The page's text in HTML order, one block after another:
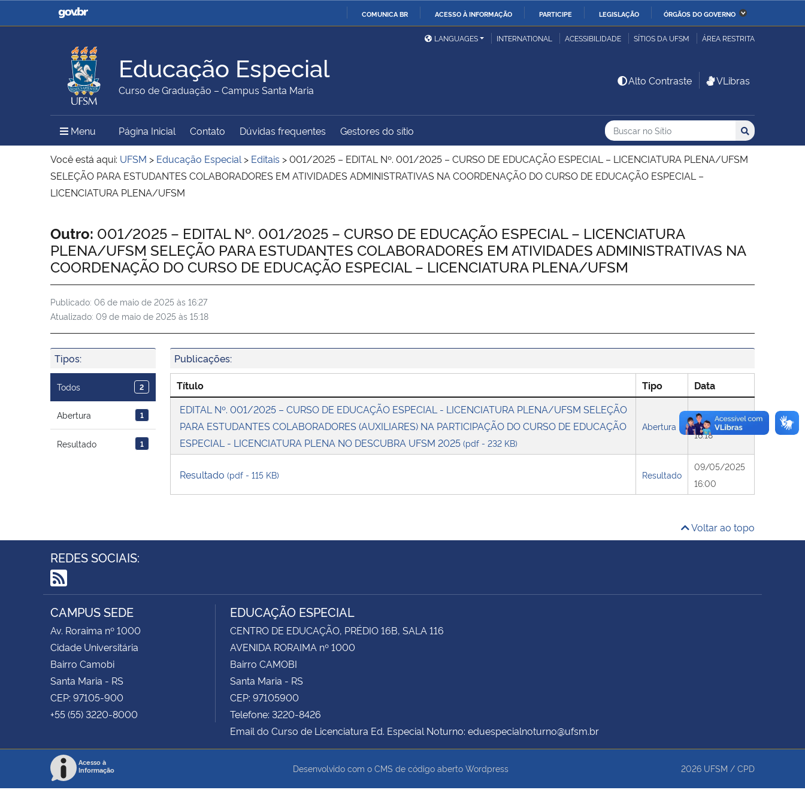
COMUNICA BR ACESSO À INFORMAÇÃO PARTICIPE LEGISLAÇÃO ÓRGÃOS DO GOVERNO
Casa Civil
Ministério da Justiça e
Ministério da Defesa
Ministério das Relações
Exteriores
Ministério da Economia Ministério da Infraestrutura
Ministério da Agricultura,
Pecuária e Abastecimento
Ministério da Educação Ministério da Cidadania
Ministério da Ciência,
Tecnologia, Inovações e
Ministério do Meio Ambiente Ministério do Turismo
Ministério do
Desenvolvimento Regional
Controladoria-Geral da
União
Família e dos Direitos
Humanos
LANGUAGES INTERNATIONAL ACESSIBILIDADE SÍTIOS DA UFSM ÁREA RESTRITA
Educação Especial
Curso de Graduação – Campus Santa Maria
Alto Contraste VLibras
Menu Menu Principal do Sítio
Página Inicial Contato Dúvidas frequentes Gestores do sítio Busca
Buscar no no Sítio
Busca: Buscar
Você está aqui: UFSM > Educação Especial > Editais >001/2025 – EDITAL Nº. 001/2025 – CURSO DE EDUCAÇÃO ESPECIAL – LICENCIATURA PLENA/UFSM
SELEÇÃO PARA ESTUDANTES COLABORADORES EM ATIVIDADES ADMINISTRATIVAS NA COORDENAÇÃO DO CURSO DE EDUCAÇÃO ESPECIAL –
LICENCIATURA PLENA/UFSM
Início do conteúdo
Outro: 001/2025 – EDITAL Nº. 001/2025 – CURSO DE EDUCAÇÃO ESPECIAL – LICENCIATURA
PLENA/UFSM SELEÇÃO PARA ESTUDANTES COLABORADORES EM ATIVIDADES ADMINISTRATIVAS NA
COORDENAÇÃO DO CURSO DE EDUCAÇÃO ESPECIAL – LICENCIATURA PLENA/UFSM
Publicado: 06 de maio de 2025 às 16:27
Atualizado: 09 de maio de 2025 às 15:18
Tipos:
Todos 2
Abertura 1
Resultado 1
Publicações:
Título Tipo
Data
EDITAL Nº. 001/2025 – CURSO DE EDUCAÇÃO ESPECIAL - LICENCIATURA PLENA/UFSM SELEÇÃO
PARA ESTUDANTES COLABORADORES (AUXILIARES) NA PARTICIPAÇÃO DO CURSO DE EDUCAÇÃO
ESPECIAL - LICENCIATURA PLENA NO DESCUBRA UFSM 2025 (pdf - 232 KB)
Abertura
06/05/2025
16:18
Resultado (pdf - 115 KB) Resultado
09/05/2025
16:00
Voltar ao topo
REDES SOCIAIS:
RSS
CAMPUS SEDE
Av. Roraima nº 1000
Cidade Universitária
Bairro Camobi
Santa Maria - RS
CEP: 97105-900
+55 (55) 3220-8000
EDUCAÇÃO ESPECIAL
CENTRO DE EDUCAÇÃO, PRÉDIO 16B, SALA 116
AVENIDA RORAIMA nº 1000
Bairro CAMOBI
Santa Maria - RS
CEP: 97105900
Telefone: 3220-8426
Email do Curso de Licenciatura Ed. Especial Noturno: eduespecialnoturno@ufsm.br
Acesso à
Informação
Desenvolvido com o CMS de código aberto Wordpress 2026 UFSM / CPD